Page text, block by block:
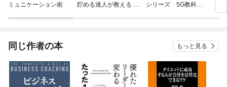
ミュニケーション術
貯める達人が教える ポ
シリーズ 5G教科書
方
同じ作者の本 もっと見る